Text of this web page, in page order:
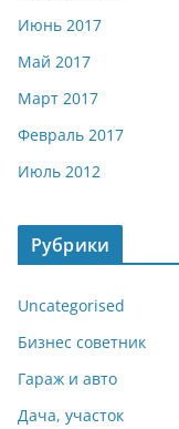
Июнь 2017
Май 2017
Март 2017
Февраль 2017
Июль 2012
Рубрики
Uncategorised
Бизнес советник
Гараж и авто
Дача, участок